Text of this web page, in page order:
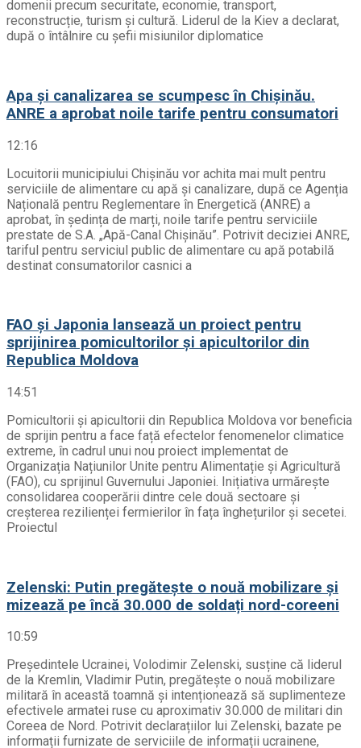
domenii precum securitate, economie, transport,
reconstrucție, turism și cultură. Liderul de la Kiev a declarat,
după o întâlnire cu șefii misiunilor diplomatice
Apa și canalizarea se scumpesc în Chișinău.
ANRE a aprobat noile tarife pentru consumatori
12:16
Locuitorii municipiului Chișinău vor achita mai mult pentru
serviciile de alimentare cu apă și canalizare, după ce Agenția
Națională pentru Reglementare în Energetică (ANRE) a
aprobat, în ședința de marți, noile tarife pentru serviciile
prestate de S.A. „Apă-Canal Chișinău”. Potrivit deciziei ANRE,
tariful pentru serviciul public de alimentare cu apă potabilă
destinat consumatorilor casnici a
FAO și Japonia lansează un proiect pentru
sprijinirea pomicultorilor și apicultorilor din
Republica Moldova
14:51
Pomicultorii și apicultorii din Republica Moldova vor beneficia
de sprijin pentru a face față efectelor fenomenelor climatice
extreme, în cadrul unui nou proiect implementat de
Organizația Națiunilor Unite pentru Alimentație și Agricultură
(FAO), cu sprijinul Guvernului Japoniei. Inițiativa urmărește
consolidarea cooperării dintre cele două sectoare și
creșterea rezilienței fermierilor în fața înghețurilor și secetei.
Proiectul
Zelenski: Putin pregătește o nouă mobilizare și
mizează pe încă 30.000 de soldați nord-coreeni
10:59
Președintele Ucrainei, Volodimir Zelenski, susține că liderul
de la Kremlin, Vladimir Putin, pregătește o nouă mobilizare
militară în această toamnă și intenționează să suplimenteze
efectivele armatei ruse cu aproximativ 30.000 de militari din
Coreea de Nord. Potrivit declarațiilor lui Zelenski, bazate pe
informații furnizate de serviciile de informații ucrainene,